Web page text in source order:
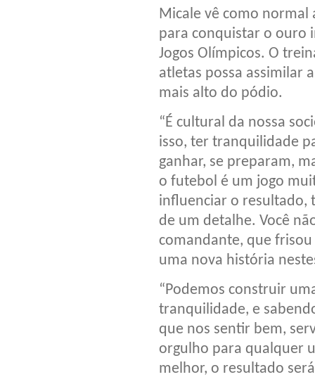
Micale vê como normal
para conquistar o ouro
Jogos Olímpicos. O
atletas possa assimilar
mais alto do pódio.
“É cultural da nossa
isso, ter tranquilidade
ganhar, se preparam,
o futebol é um jogo
influenciar o resultado,
de um detalhe. Você
comandante, que
uma nova história
“Podemos construir
tranquilidade, e
que nos sentir bem,
orgulho para qualquer
melhor, o resultado